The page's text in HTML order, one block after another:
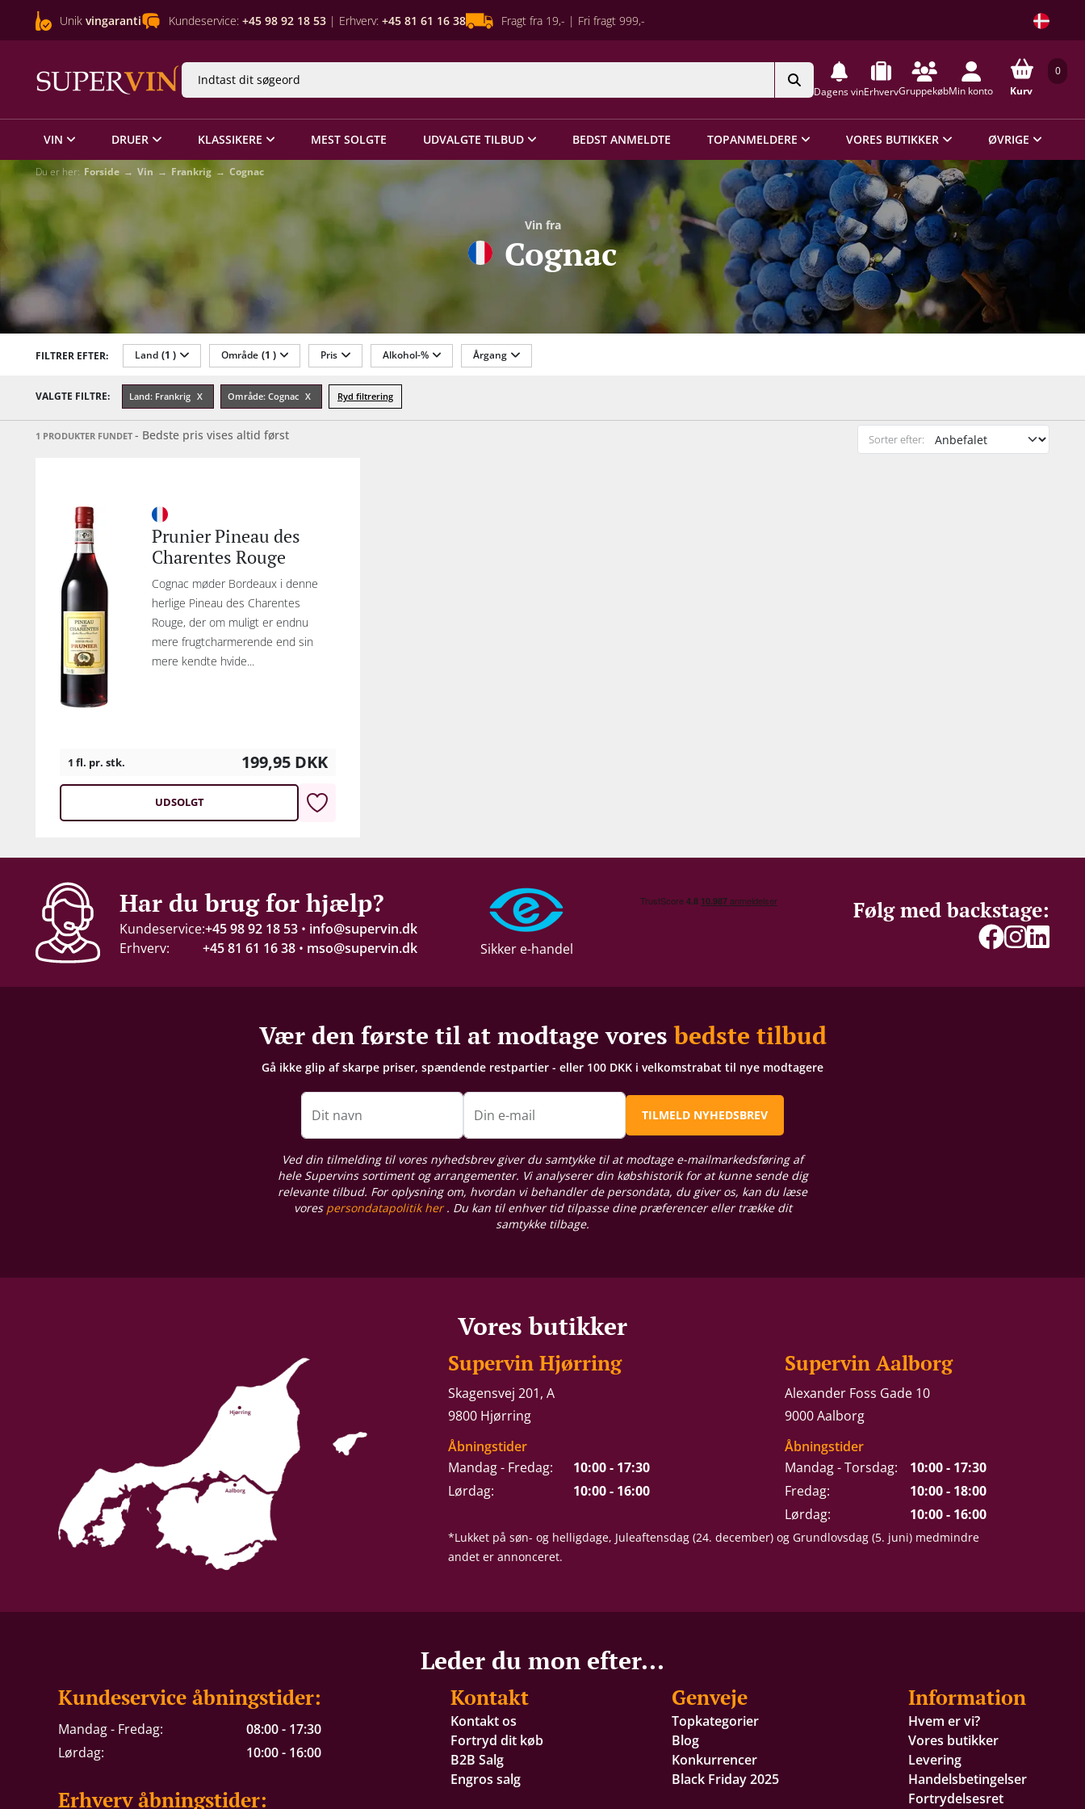
Unik vingaranti Kundeservice: +45 98 92 18 53 | Erhverv: +45 81 61 16 38 Fragt fra 19,- | Fri fragt 999,-
Dagens vinErhvervGruppekøbMin konto
0
Kurv
VIN DRUER KLASSIKERE MEST SOLGTE UDVALGTE TILBUD BEDST ANMELDTE TOPANMELDERE VORES BUTIKKER ØVRIGE
Du er her: Forside Vin Frankrig Cognac
Vin fra
Cognac
FILTRER EFTER: Land (1 ) Område (1 ) Pris Alkohol-% Årgang
VALGTE FILTRE: Land: Frankrig Område: Cognac Ryd filtrering
1 PRODUKTER FUNDET - Bedste pris vises altid først Sorter efter:
Prunier Pineau des
Charentes Rouge
Cognac møder Bordeaux i denne
herlige Pineau des Charentes
Rouge, der om muligt er endnu
mere frugtcharmerende end sin
mere kendte hvide...
1 fl. pr. stk. 199,95 DKK
UDSOLGT
Har du brug for hjælp?
Kundeservice:+45 98 92 18 53 • info@supervin.dk
Erhverv:
+45 81 61 16 38 • mso@supervin.dk Sikker e-handel
Følg med backstage:
Vær den første til at modtage voresbedste tilbud
Gå ikke glip af skarpe priser, spændende restpartier - eller 100 DKK i velkomstrabat til nye modtagere
Dit navn Din e-mail TILMELD NYHEDSBREV
Ved din tilmelding til vores nyhedsbrev giver du samtykke til at modtage e-mailmarkedsføring af
hele Supervins sortiment og arrangementer. Vi analyserer din købshistorik for at kunne sende dig
relevante tilbud. For oplysning om, hvordan vi behandler de persondata, du giver os, kan du læse
vores persondatapolitik her. Du kan til enhver tid tilpasse dine præferencer eller trække dit
samtykke tilbage.
Vores butikker
Supervin Hjørring
Skagensvej 201, A
9800 Hjørring
Åbningstider
Mandag - Fredag:
10:00 - 17:30
Lørdag:
10:00 - 16:00
Supervin Aalborg
Alexander Foss Gade 10
9000 Aalborg
Åbningstider
Mandag - Torsdag:
10:00 - 17:30
Fredag:
10:00 - 18:00
Lørdag:
10:00 - 16:00
*Lukket på søn- og helligdage, Juleaftensdag (24. december) og Grundlovsdag (5. juni) medmindre
andet er annonceret.
Leder du mon efter...
Kundeservice åbningstider:
Mandag - Fredag:
08:00 - 17:30
Lørdag:
10:00 - 16:00
Erhverv åbningstider:
Kontakt
Kontakt os
Fortryd dit køb
B2B Salg
Engros salg
Genveje
Topkategorier
Blog
Konkurrencer
Black Friday 2025
Information
Hvem er vi?
Vores butikker
Levering
Handelsbetingelser
Fortrydelsesret